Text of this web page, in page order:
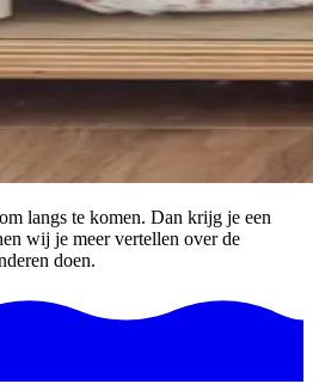
langs te komen. Dan krijg je een
wij je meer vertellen over de
doen.